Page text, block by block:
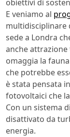
obiettivi di
E veniamo al
multidisciplinare
sede a Londra
anche
omaggia la
che potrebbe
è stata pensata
fotovoltaici che
Con un sistema
disattivato da
energia.